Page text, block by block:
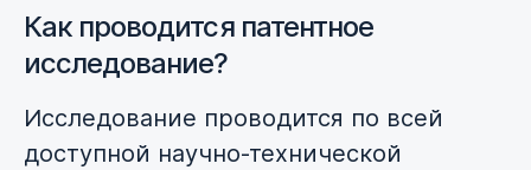
Как проводится патентное
исследование?
Исследование проводится по всей
доступной научно-технической